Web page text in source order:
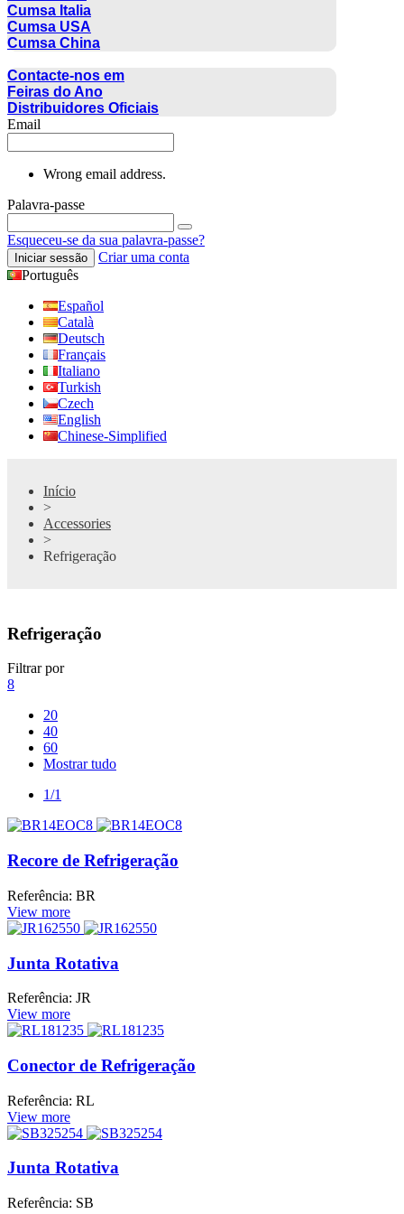
Cumsa Italia
Cumsa USA
Cumsa China
Contacte-nos em
Feiras do Ano
Distribuidores Oficiais
Email
Wrong email address.
Palavra-passe
Esqueceu-se da sua palavra-passe?
Iniciar sessão
Criar uma conta
Português
Español
Català
Deutsch
Français
Italiano
Turkish
Czech
English
Chinese-Simplified
Início
>
Accessories
>
Refrigeração
Refrigeração
Filtrar por
8
20
40
60
Mostrar tudo
1/1
Recore de Refrigeração
Referência: BR
View more
Junta Rotativa
Referência: JR
View more
Conector de Refrigeração
Referência: RL
View more
Junta Rotativa
Referência: SB